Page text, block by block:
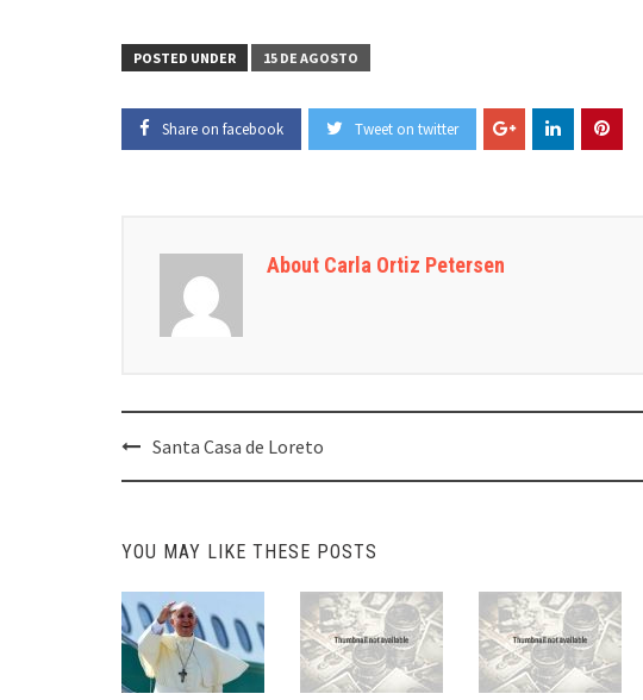
POSTED UNDER 15 DE AGOSTO
Share on facebook Tweet on twitter
About Carla Ortiz Petersen
Post
navigation
Santa Casa de Loreto
YOU MAY LIKE THESE POSTS